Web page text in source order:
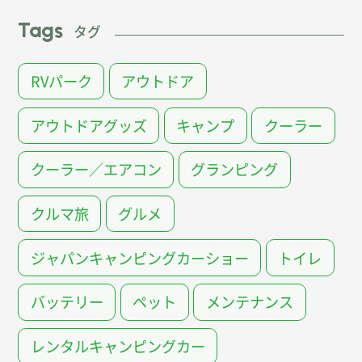
Tags タグ
RVパーク アウトドア
アウトドアグッズ キャンプ クーラー
クーラー／エアコン グランピング
クルマ旅 グルメ
ジャパンキャンピングカーショー トイレ
バッテリー ペット メンテナンス
レンタルキャンピングカー